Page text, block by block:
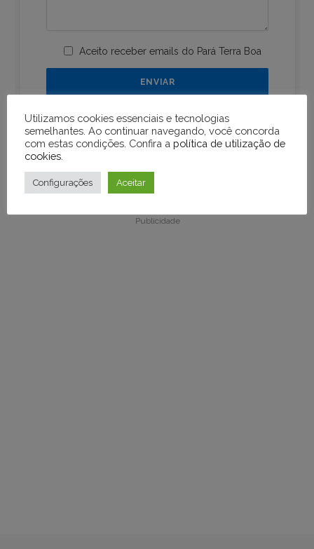
Aceito receber emails do Pará Terra Boa
Publicidade
Publicidade
Utilizamos cookies essenciais e tecnologias
semelhantes. Ao continuar navegando, você concorda
com estas condições. Confira a política de utilização de
cookies
Configurações Aceitar